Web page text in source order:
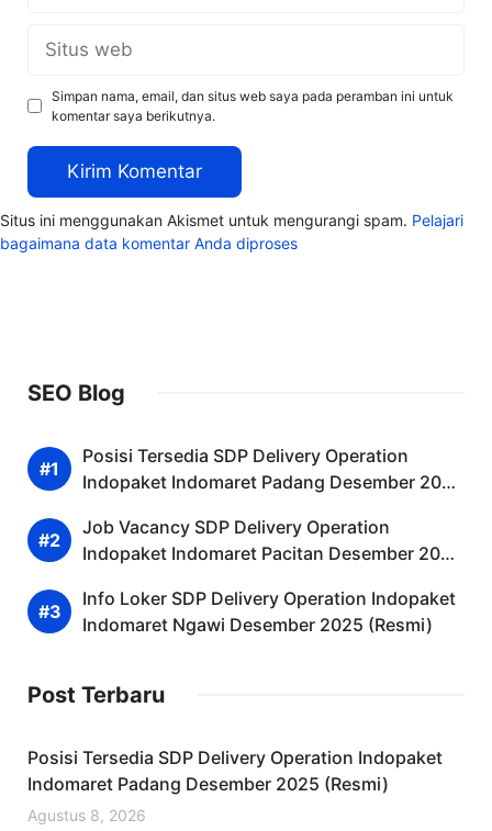
web
Simpan nama, email, dan situs web saya pada peramban ini untuk
komentar saya berikutnya.
Situs ini menggunakan Akismet untuk mengurangi spam. Pelajari
bagaimana data komentar Anda diproses
SEO Blog
Posisi Tersedia SDP Delivery Operation
Indopaket Indomaret Padang Desember 2025
Job Vacancy SDP Delivery Operation
Indopaket Indomaret Pacitan Desember 2025
Info Loker SDP Delivery Operation Indopaket
Indomaret Ngawi Desember 2025 (Resmi)
Post Terbaru
Posisi Tersedia SDP Delivery Operation Indopaket
Indomaret Padang Desember 2025 (Resmi)
Agustus 8, 2026